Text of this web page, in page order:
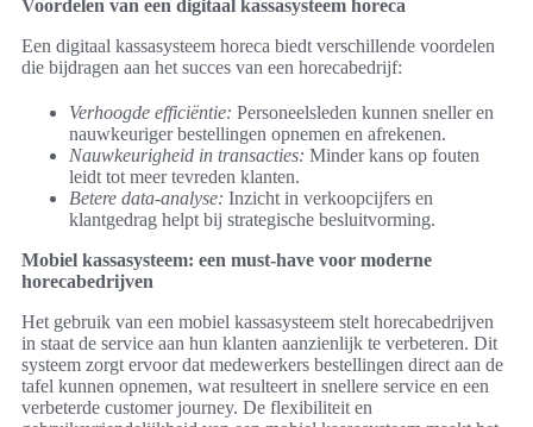
Voordelen van een digitaal kassasysteem horeca
Een digitaal kassasysteem horeca biedt verschillende voordelen
die bijdragen aan het succes van een horecabedrijf:
Verhoogde efficiëntie: Personeelsleden kunnen sneller en
nauwkeuriger bestellingen opnemen en afrekenen.
Nauwkeurigheid in transacties: Minder kans op fouten
leidt tot meer tevreden klanten.
Betere data-analyse: Inzicht in verkoopcijfers en
klantgedrag helpt bij strategische besluitvorming.
Mobiel kassasysteem: een must-have voor moderne
horecabedrijven
Het gebruik van een mobiel kassasysteem stelt horecabedrijven
in staat de service aan hun klanten aanzienlijk te verbeteren. Dit
systeem zorgt ervoor dat medewerkers bestellingen direct aan de
tafel kunnen opnemen, wat resulteert in snellere service en een
verbeterde customer journey. De flexibiliteit en